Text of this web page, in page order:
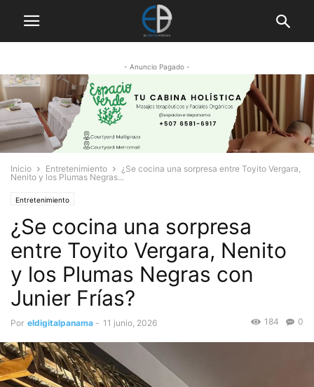
- Anuncio Pagado -
Inicio Entretenimiento
¿Se cocina una sorpresa entre Toyito Vergara,
Nenito y los Plumas Negras...
Entretenimiento
¿Se cocina una sorpresa
entre Toyito Vergara, Nenito
y los Plumas Negras con
Junier Frías?
Por eldigitalpanama - 11 junio, 2026 0
184